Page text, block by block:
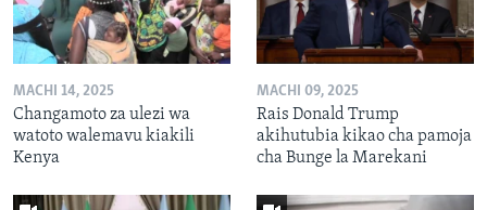
MACHI 14, 2025
Changamoto za ulezi wa
watoto walemavu kiakili
Kenya
MACHI 09, 2025
Rais Donald Trump
akihutubia kikao cha pamoja
cha Bunge la Marekani